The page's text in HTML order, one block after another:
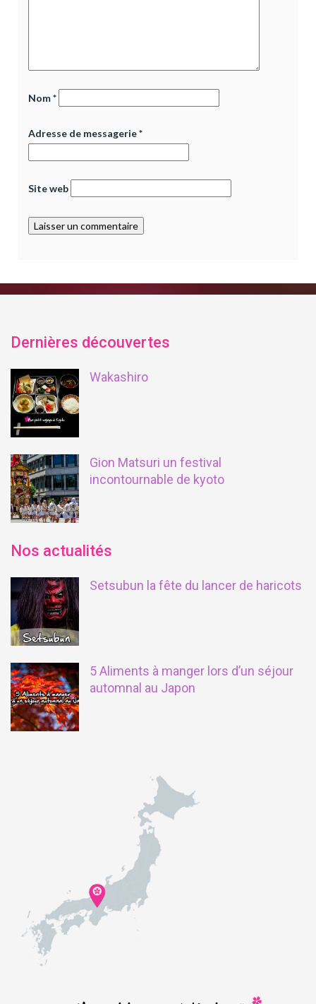
Nom*
Adresse de messagerie*
Site web
Dernières découvertes
Wakashiro
Gion Matsuri un festival
incontournable de kyoto
Nos actualités
Setsubun la fête du lancer de haricots
5 Aliments à manger lors d’un séjour
automnal au Japon